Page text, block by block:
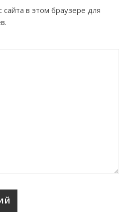
в этом браузере для